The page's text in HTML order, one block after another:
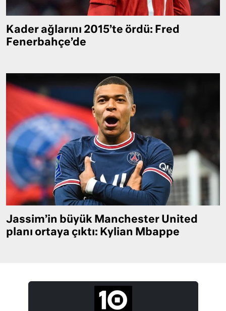
Kader ağlarını 2015’te ördü: Fred
Fenerbahçe’de
Jassim’in büyük Manchester United
planı ortaya çıktı: Kylian Mbappe